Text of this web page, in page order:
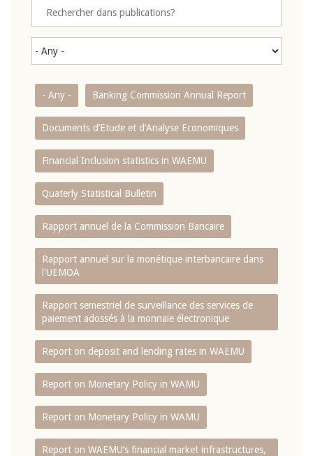
- Any - Banking Commission Annual Report
Documents d’Etude et d’Analyse Economiques
Financial Inclusion statistics in WAEMU
Quaterly Statistical Bulletin
Rapport annuel de la Commission Bancaire
Rapport annuel sur la monétique interbancaire dans
l'UEMOA
Rapport semestriel de surveillance des services de
paiement adossés à la monnaie électronique
Report on deposit and lending rates in WAEMU
Report on Monetary Policy in WAMU
Report on Monetary Policy in WAMU
Report on WAEMU’s financial market infrastructures,